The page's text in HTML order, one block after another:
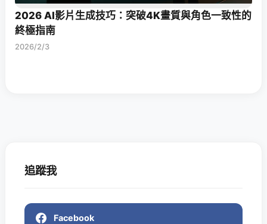
2026 AI影片生成技巧：突破4K畫質與角色一致性的
終極指南
2026/2/3
追蹤我
Facebook